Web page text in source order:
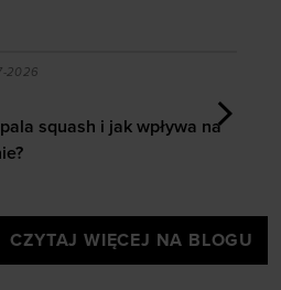
Under Armour UA Explor Trail
2026
Armour UA Explor Trail
CZYTAJ WIĘCEJ NA BLOGU